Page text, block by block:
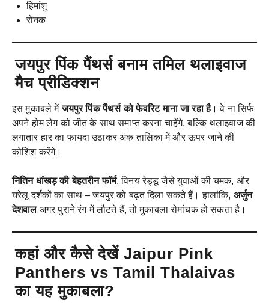
हिमांशु
रोनक
जयपुर पिंक पैंथर्स बनाम तमिल थलाइवाज
मैच प्रीडिक्शन
इस मुकाबले मेंजयपुर पिंक पैंथर्स को फेवरिट माना जा रहा है। वे ना सिर्फ
अपने होम लेग को जीत के साथ समाप्त करना चाहेंगे, बल्कि थलाइवाज की
लगातार हार का फायदा उठाकर अंक तालिका में और ऊपर जाने की
कोशिश करेंगे।
नितिन धांखड़ की बेहतरीन फॉर्म, विनय रेड्डू जैसे युवाओं की चमक, और
घरेलू दर्शकों का साथ – जयपुर को बढ़त दिला सकते हैं। हालांकि, अर्जुन
देशवालअगर पुराने रंग में लौटते हैं, तो मुकाबला रोमांचक हो सकता है।
कहां और कैसे देखें Jaipur Pink
Panthers vs Tamil Thalaivas
का यह मुकाबला?